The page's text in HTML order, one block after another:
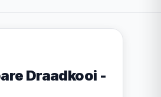
Draadkooi -